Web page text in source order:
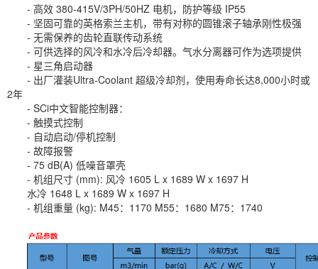
- 高效 380-415V/3PH/50HZ 电机，防护等级 IP55
- 坚固可靠的英格索兰主机，带有对称的圆锥滚子轴承刚性极强
- 无需保养的齿轮直联传动系统
- 可供选择的风冷和水冷后冷却器。气水分离器可作为选项提供
- 星三角启动器
- 出厂灌装Ultra-Coolant 超级冷却剂，使用寿命长达8,000小时或
2年
- SCi中文智能控制器：
- 触摸式控制
- 自动启动/停机控制
- 故障报警
- 75 dB(A) 低噪音罩壳
- 机组尺寸 (mm): 风冷 1605 L x 1689 W x 1697 H
水冷 1648 L x 1689 W x 1697 H
- 机组重量 (kg): M45：1170 M55：1680 M75：1740